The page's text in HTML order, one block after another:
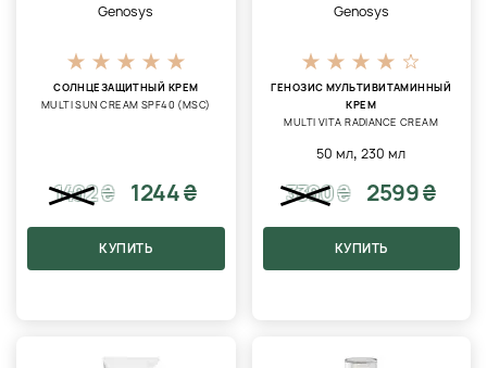
Genosys
СОЛНЦЕЗАЩИТНЫЙ КРЕМ
MULTI SUN CREAM SPF40 (MSC)
1492₴ 1244 ₴
КУПИТЬ
Genosys
ГЕНОЗИС МУЛЬТИВИТАМИННЫЙ
КРЕМ
MULTI VITA RADIANCE CREAM
50 мл,230 мл
3390₴ 2599 ₴
КУПИТЬ